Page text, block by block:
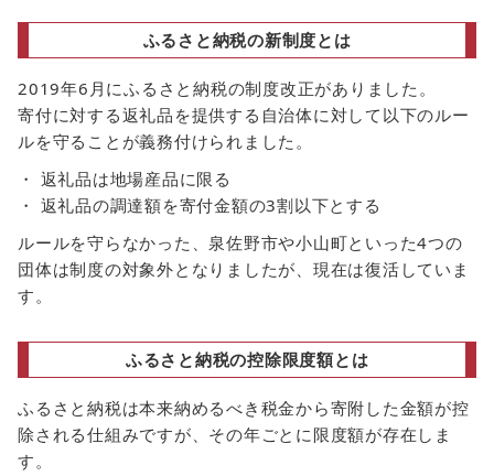
ふるさと納税の新制度とは
2019年6月にふるさと納税の制度改正がありました。
寄付に対する返礼品を提供する自治体に対して以下のルー
ルを守ることが義務付けられました。
返礼品は地場産品に限る
返礼品の調達額を寄付金額の3割以下とする
ルールを守らなかった、泉佐野市や小山町といった4つの
団体は制度の対象外となりましたが、現在は復活していま
す。
ふるさと納税の控除限度額とは
ふるさと納税は本来納めるべき税金から寄附した金額が控
除される仕組みですが、その年ごとに限度額が存在しま
す。